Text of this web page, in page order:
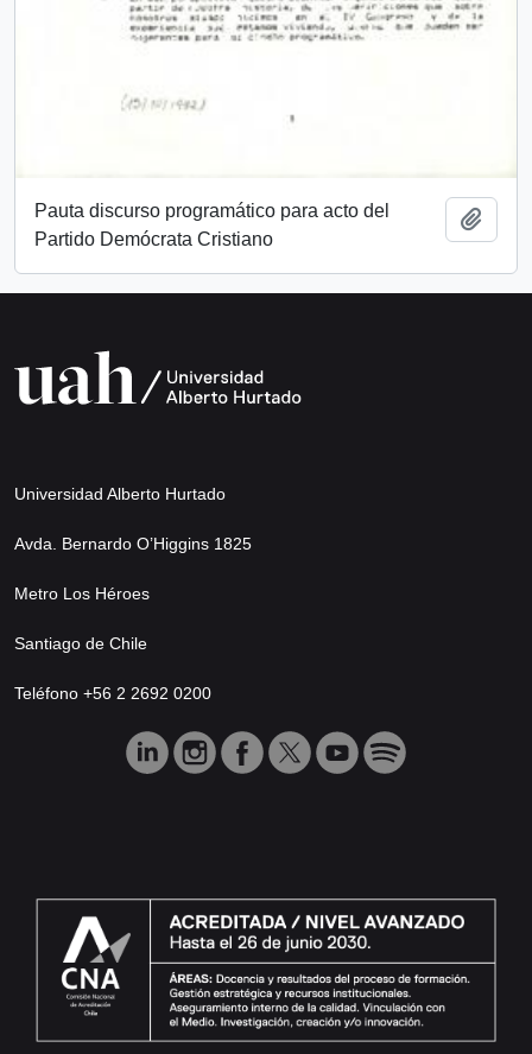
Pauta discurso programático para acto del
Partido Demócrata Cristiano
Universidad Alberto Hurtado
Avda. Bernardo O’Higgins 1825
Metro Los Héroes
Santiago de Chile
Teléfono +56 2 2692 0200